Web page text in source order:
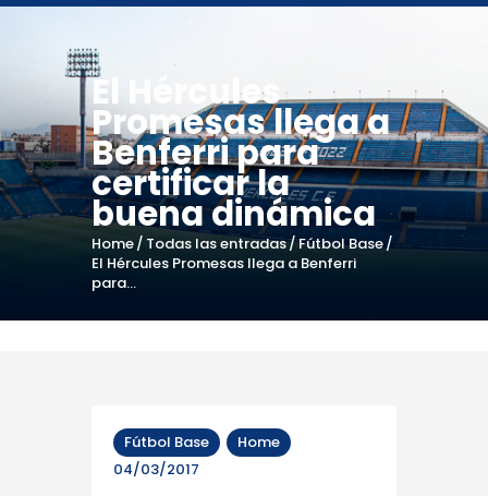
El Hércules
Promesas llega a
Benferri para
certificar la
buena dinámica
Home Todas las entradas Fútbol Base
El Hércules Promesas llega a Benferri
para...
Fútbol Base
Home
04/03/2017